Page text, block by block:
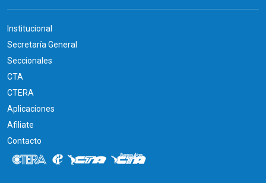
Institucional
Secretaría General
Seccionales
CTA
CTERA
Aplicaciones
Afiliate
Contacto